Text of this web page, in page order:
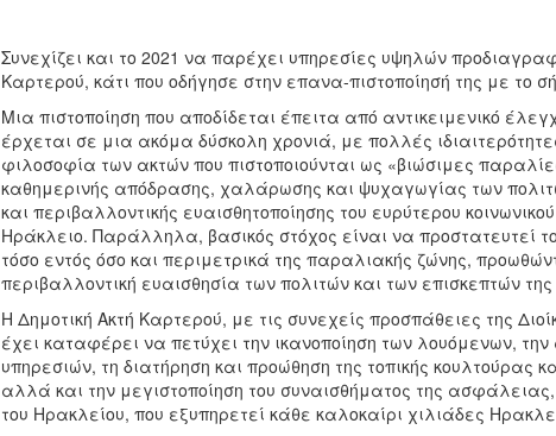
Συνεχίζει και το 2021 να παρέχει υπηρεσίες υψηλών
Καρτερού, κάτι που οδήγησε στην επανα-πιστοποίησή της με το
Μια πιστοποίηση που αποδίδεται έπειτα από αντικειμενικό
έρχεται σε μια ακόμα δύσκολη χρονιά, με πολλές
φιλοσοφία των ακτών που πιστοποιούνται ως «βιώσιμες
καθημερινής απόδρασης, χαλάρωσης και ψυχαγωγίας των
και περιβαλλοντικής ευαισθητοποίησης του ευρύτερου
Ηράκλειο. Παράλληλα, βασικός στόχος είναι να προστατευτεί
τόσο εντός όσο και περιμετρικά της παραλιακής ζώνης,
περιβαλλοντική ευαισθησία των πολιτών και των επισκεπτών
Η Δημοτική Ακτή Καρτερού, με τις συνεχείς προσπάθειες της
έχει καταφέρει να πετύχει την ικανοποίηση των λουόμενων,
υπηρεσιών, τη διατήρηση και προώθηση της τοπικής
αλλά και την μεγιστοποίηση του συναισθήματος της
του Ηρακλείου, που εξυπηρετεί κάθε καλοκαίρι χιλιάδες